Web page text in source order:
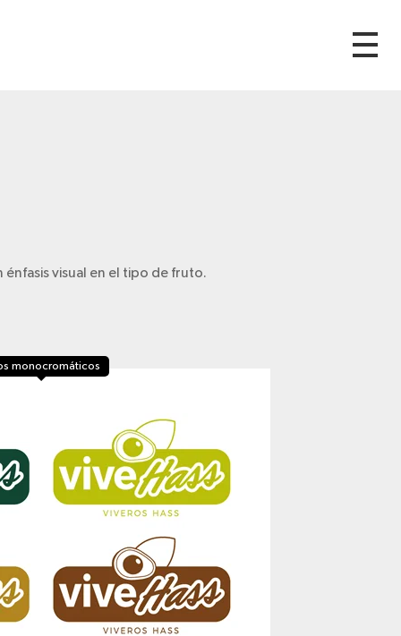
visual en el tipo de fruto.
monocromáticos